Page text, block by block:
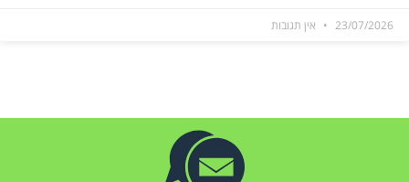
23/07/2026 אין תגובות